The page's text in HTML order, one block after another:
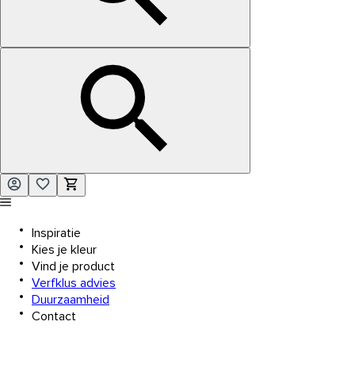
Inspiratie
Kies je kleur
Vind je product
Verfklus advies
Duurzaamheid
Contact